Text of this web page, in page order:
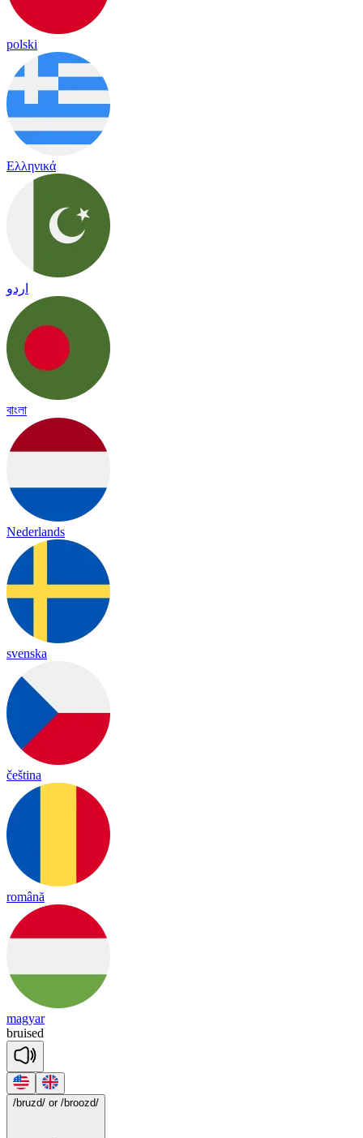
polski
Ελληνικά
اردو
বাংলা
Nederlands
svenska
čeština
română
magyar
bruised
/bruzd/ or /broozd/